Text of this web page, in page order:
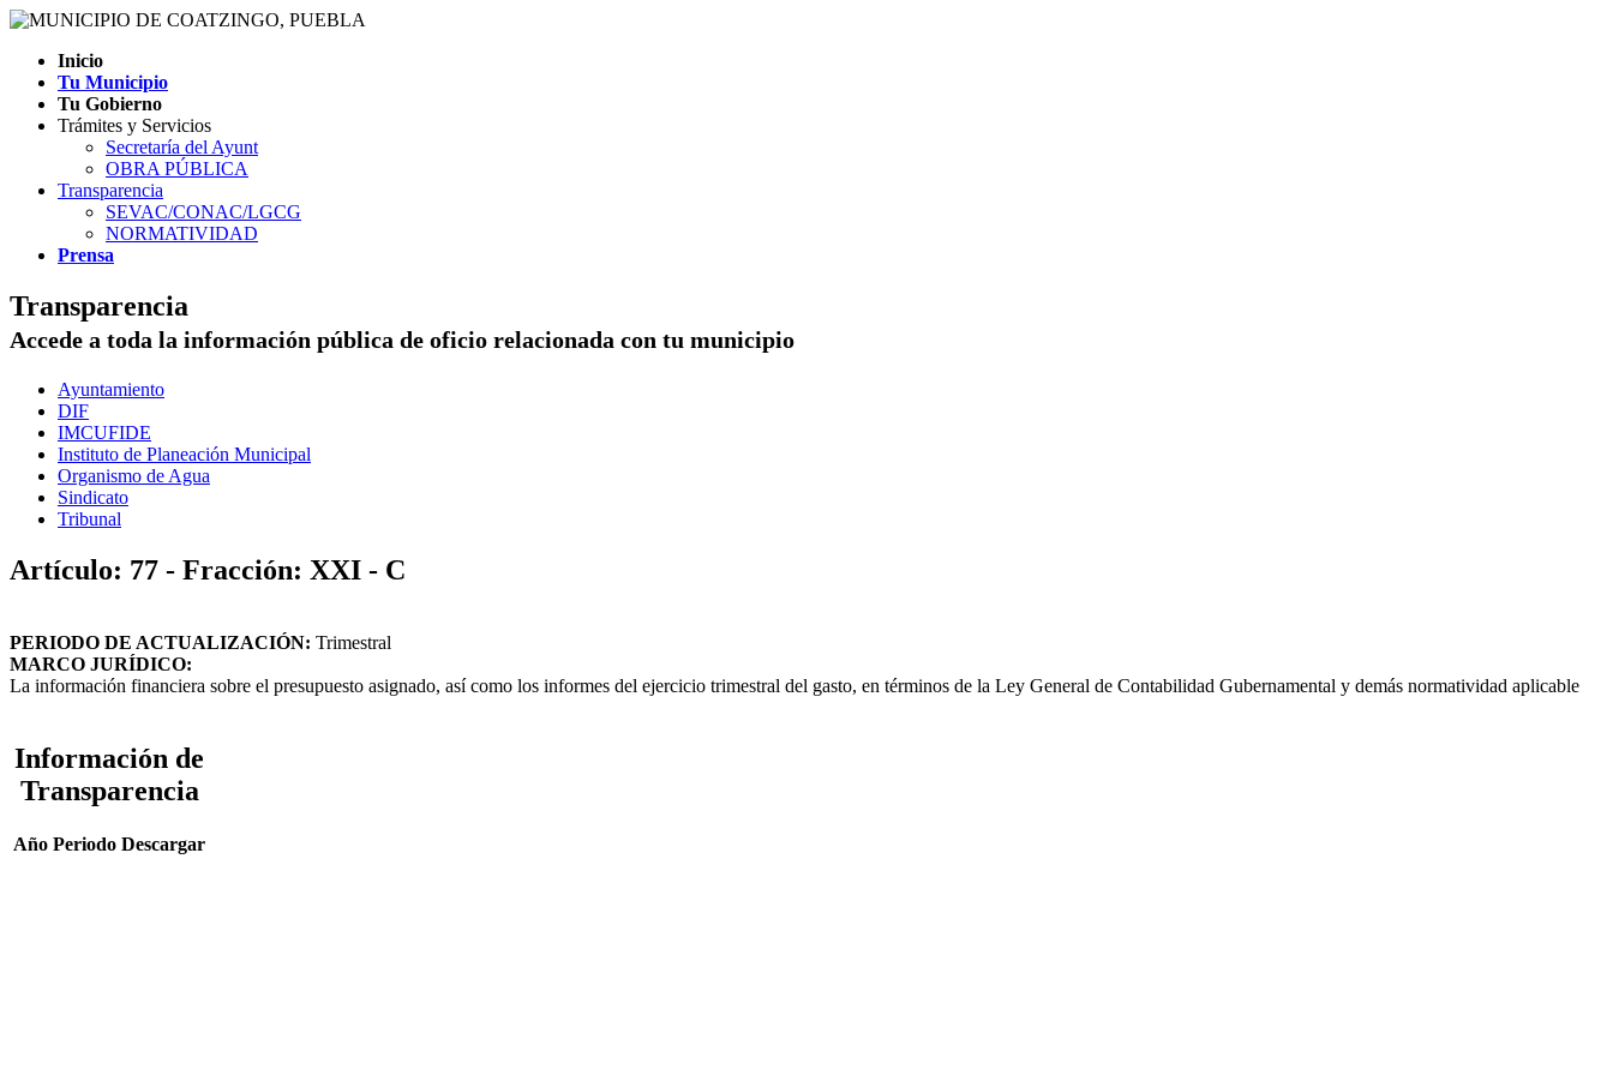
Inicio
Tu Municipio
Tu Gobierno
Trámites y Servicios
Secretaría del Ayunt
OBRA PÚBLICA
Transparencia
SEVAC/CONAC/LGCG
NORMATIVIDAD
Prensa
Transparencia
Accede a toda la información pública de oficio relacionada con tu municipio
Ayuntamiento
DIF
IMCUFIDE
Instituto de Planeación Municipal
Organismo de Agua
Sindicato
Tribunal
Artículo: 77 - Fracción: XXI - C
PERIODO DE ACTUALIZACIÓN: Trimestral
MARCO JURÍDICO:
La información financiera sobre el presupuesto asignado, así como los informes del ejercicio trimestral del gasto, en términos de la Ley General de Contabilidad Gubernamental y demás normatividad aplicable
Información de
Transparencia
Año Periodo Descargar